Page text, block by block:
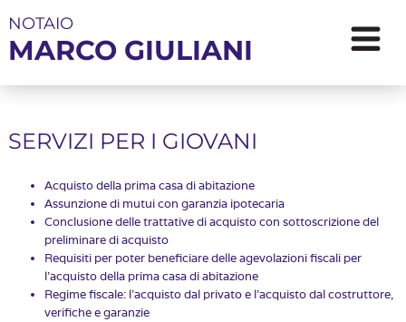
NOTAIO
MARCO GIULIANI
SERVIZI PER I GIOVANI
Acquisto della prima casa di abitazione
Assunzione di mutui con garanzia ipotecaria
Conclusione delle trattative di acquisto con sottoscrizione del
preliminare di acquisto
Requisiti per poter beneficiare delle agevolazioni fiscali per
l'acquisto della prima casa di abitazione
Regime fiscale: l'acquisto dal privato e l'acquisto dal costruttore,
verifiche e garanzie